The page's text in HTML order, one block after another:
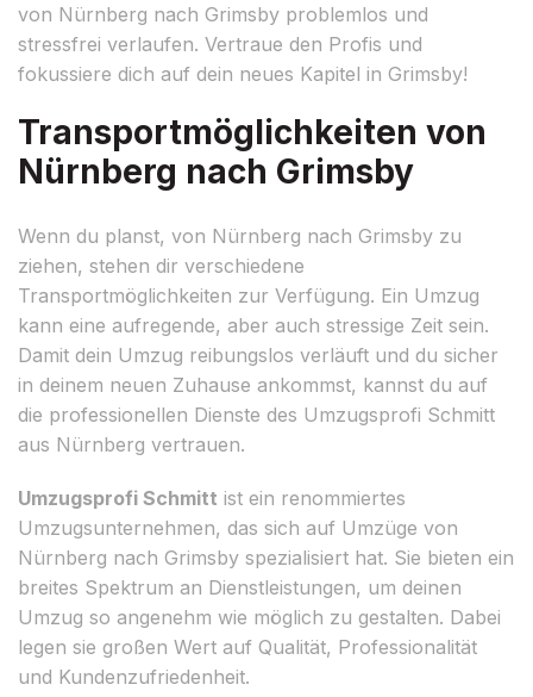
von Nürnberg nach Grimsby problemlos und
stressfrei verlaufen. Vertraue den Profis und
fokussiere dich auf dein neues Kapitel in Grimsby!
Transportmöglichkeiten von
Nürnberg nach Grimsby
Wenn du planst, von Nürnberg nach Grimsby zu
ziehen, stehen dir verschiedene
Transportmöglichkeiten zur Verfügung. Ein Umzug
kann eine aufregende, aber auch stressige Zeit sein.
Damit dein Umzug reibungslos verläuft und du sicher
in deinem neuen Zuhause ankommst, kannst du auf
die professionellen Dienste des Umzugsprofi Schmitt
aus Nürnberg vertrauen.
Umzugsprofi Schmitt ist ein renommiertes
Umzugsunternehmen, das sich auf Umzüge von
Nürnberg nach Grimsby spezialisiert hat. Sie bieten ein
breites Spektrum an Dienstleistungen, um deinen
Umzug so angenehm wie möglich zu gestalten. Dabei
legen sie großen Wert auf Qualität, Professionalität
und Kundenzufriedenheit.